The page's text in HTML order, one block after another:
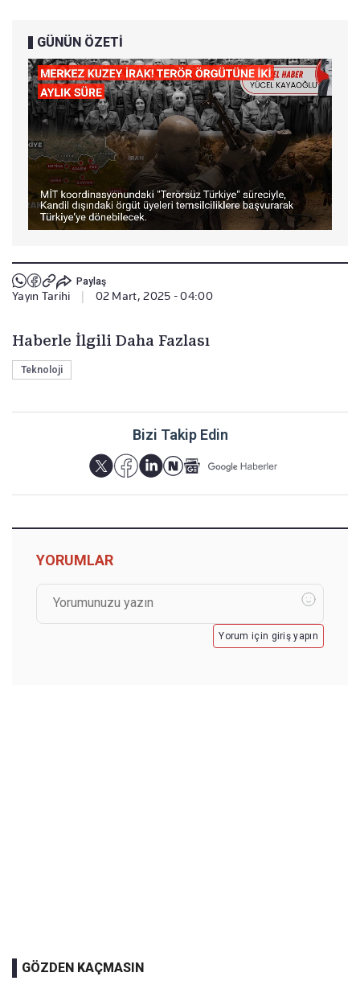
GÜNÜN ÖZETİ
Paylaş
Yayın Tarihi 02 Mart, 2025 - 04:00
Haberle İlgili Daha Fazlası
Teknoloji
Bizi Takip Edin
YORUMLAR
Yorum için giriş yapın
GÖZDEN KAÇMASIN